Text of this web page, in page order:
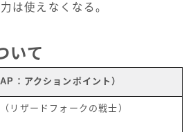
は使えなくなる。
いて
：アクションポイント）
（リザードフォークの戦士）